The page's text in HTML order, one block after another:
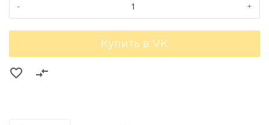
- +
Купить в VK
favorite_border compare_arrows